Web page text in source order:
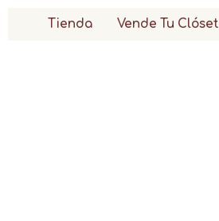
Tienda Vende Tu Clóset